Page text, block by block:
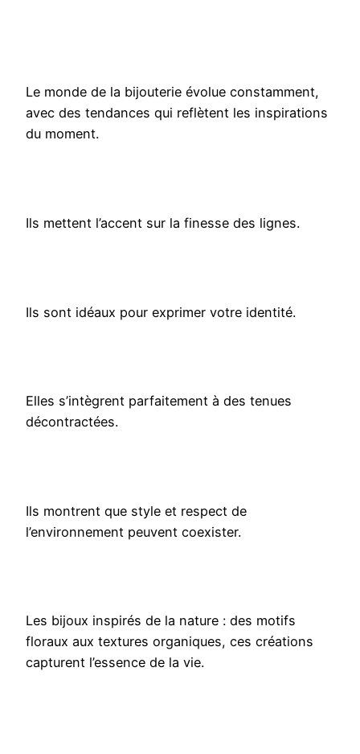
Le monde de la bijouterie évolue constamment,
avec des tendances qui reflètent les inspirations
du moment.
Ils mettent l’accent sur la finesse des lignes.
Ils sont idéaux pour exprimer votre identité.
Elles s’intègrent parfaitement à des tenues
décontractées.
Ils montrent que style et respect de
l’environnement peuvent coexister.
Les bijoux inspirés de la nature : des motifs
floraux aux textures organiques, ces créations
capturent l’essence de la vie.